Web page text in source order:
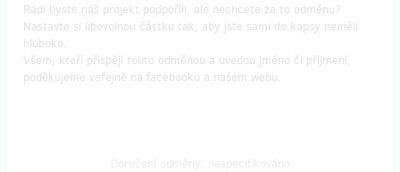
Rádi byste náš projekt podpořili, ale nechcete za to odměnu?
Nastavte si libovolnou částku tak, aby jste sami do kapsy neměli
hluboko.
Všem, kteří přispějí touto odměnou a uvedou jméno či příjmení,
poděkujeme veřejně na facebooku a našem webu.